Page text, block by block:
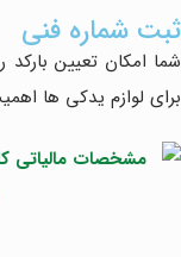
ثبت شماره فنی
شما امکان تعیین
برای لوازم یدکی ها